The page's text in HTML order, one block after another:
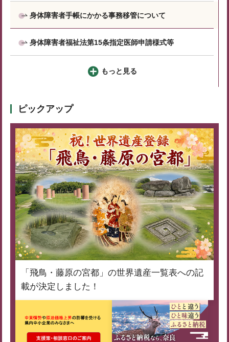
身体障害者手帳にかかる事務移管について
身体障害者福祉法第15条指定医師申請様式等
もっと見る
ピックアップ
「飛鳥・藤原の宮都」の世界遺産一覧表への記
載が決定しました！